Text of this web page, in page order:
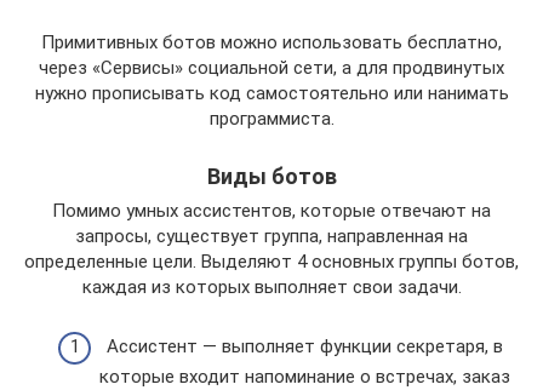
Примитивных ботов можно использовать бесплатно,
через «Сервисы» социальной сети, а для продвинутых
нужно прописывать код самостоятельно или нанимать
программиста.
Виды ботов
Помимо умных ассистентов, которые отвечают на
запросы, существует группа, направленная на
определенные цели. Выделяют 4 основных группы ботов,
каждая из которых выполняет свои задачи.
Ассистент — выполняет функции секретаря, в
которые входит напоминание о встречах, заказ